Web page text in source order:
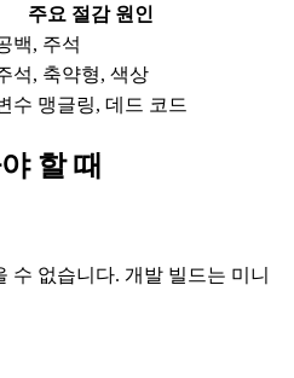
주요 절감 원인
백, 주석
석, 축약형, 색상
수 맹글링, 데드 코드
할 때
수 없습니다. 개발 빌드는 미니